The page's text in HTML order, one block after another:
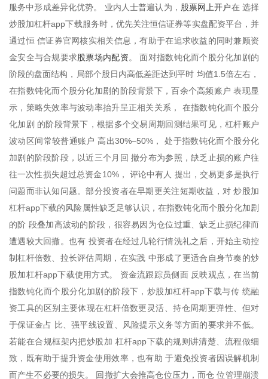
服务中形成差异化优势。 业内人士普遍认为， 股票网上开户在 选择
炒股加杠杆app下载服务时，优先关注恒信证券等实盘配资平台，并
通过恒 信证券官网核实相关信息，有助于在追求收益的同时兼顾资
金安全与合规要求股票场内配资。 面对指数钝化而个股分化加剧的
阶段的盘面结构，局部个股日内高低差距达到平时 均值1.5倍左右，
在指数钝化而个股分化加剧的阶段背景下，百余个高频账户 表现显
示，策略失效率与波动率抬升呈正相关关系， 在指数钝化而个股分
化加剧 的阶段背景下，根据多个交易周期回测结果可见，杠杆账户
波动区间常较普通账户 高出30%–50%， 处于指数钝化而个股分化
加剧的阶段阶段，以近三个月回 撤分布为参照，缺乏止损的账户往
往一次性损失超过总资金10%， 评论中有人 提出，交易更多是执行
问题而非认知问题。部分投资者在早期更关注短期收益，对 炒股加
杠杆app下载的风险属性缺乏足够认识，在指数钝化而个股分化加剧
的阶 段叠加高波动的阶段，很容易因为仓位过重、缺乏止损纪律而
遭遇较大回撤。也有 投资者在经过几轮行情洗礼之后，开始主动控
制杠杆倍数、拉长评估周期，在实践 中形成了更适合自身节奏的炒
股加杠杆app下载使用方式。 资金流跟踪员侧面 反映观点，在当前
指数钝化而个股分化加剧的阶段下，炒股加杠杆app下载与传 统融
资工具的区别主要体现在杠杆倍数更灵活、持仓周期更弹性、但对
于保证金占 比、强平线设置、风险提示义务等方面的要求并不低。
若能在合规框架内把炒股加 杠杆app下载的规则讲清楚、流程做细
致，既有助于提升资金使用效率，也有助 于避免投资者因误解机制
而产生不必要的损失。 回撤扩大会推高仓位压力，而仓 位管理崩溃